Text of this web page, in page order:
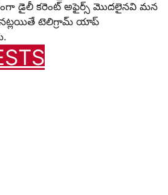
డైలీ కరెంట్ అఫైర్స్ మొదలైనవి మన
టెలిగ్రామ్ యాప్